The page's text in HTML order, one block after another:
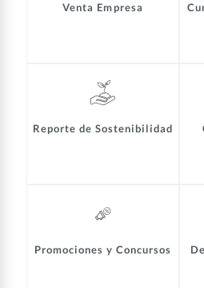
Venta Empresa
Reporte de Sostenibilidad
Promociones y Concursos